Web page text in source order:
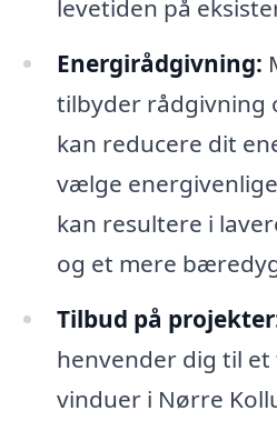
levetiden på
Energirådgivning:
tilbyder rådgivning
kan reducere dit
vælge
kan resultere i
og et mere
Tilbud på
henvender dig til
vinduer i Nørre